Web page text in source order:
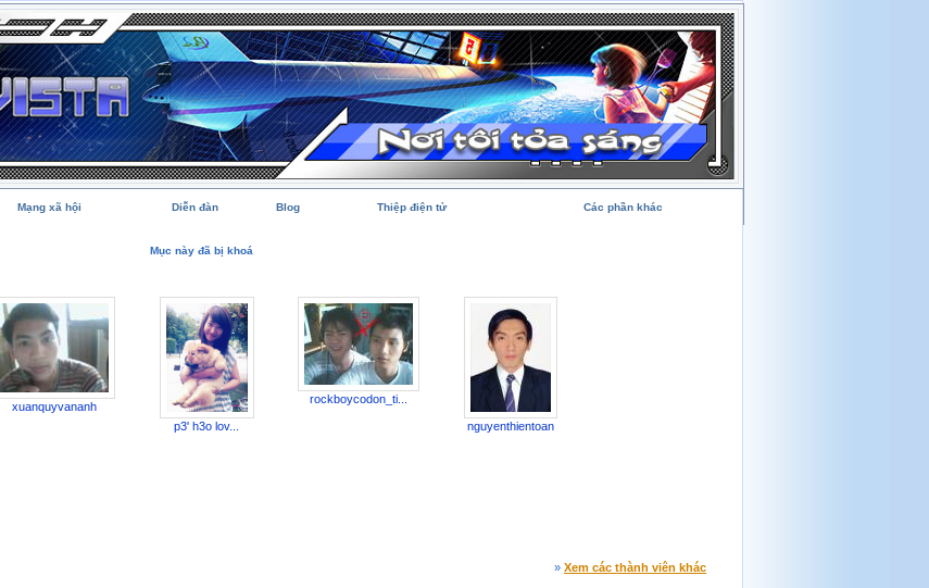
Mạng xã hội Diễn đàn Blog Thiệp điện tử Các phần khác
Mục này đã bị khoá
xuanquyvananh
p3' h3o lov...
rockboycodon_ti...
nguyenthientoan
» Xem các thành viên khác